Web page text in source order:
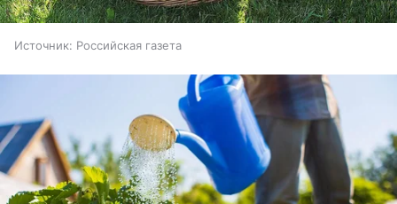
Источник: Российская газета